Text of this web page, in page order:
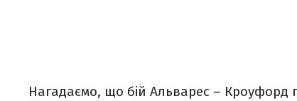
Нагадаємо, що бій Альварес – Кроуфорд